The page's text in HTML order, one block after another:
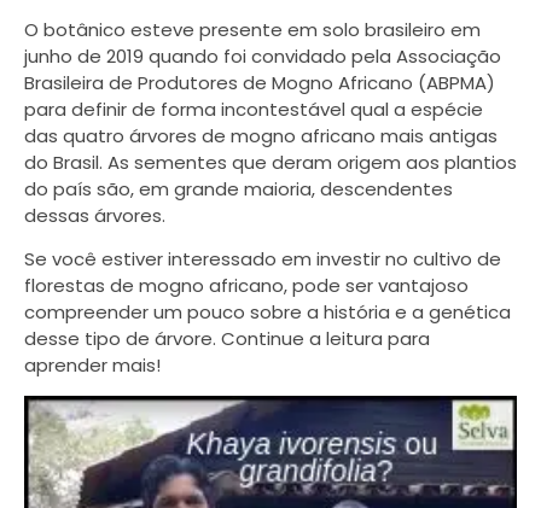
O botânico esteve presente em solo brasileiro em
junho de 2019 quando foi convidado pela Associação
Brasileira de Produtores de Mogno Africano (ABPMA)
para definir de forma incontestável qual a espécie
das quatro árvores de mogno africano mais antigas
do Brasil. As sementes que deram origem aos plantios
do país são, em grande maioria, descendentes
dessas árvores.
Se você estiver interessado em investir no cultivo de
florestas de mogno africano, pode ser vantajoso
compreender um pouco sobre a história e a genética
desse tipo de árvore. Continue a leitura para
aprender mais!